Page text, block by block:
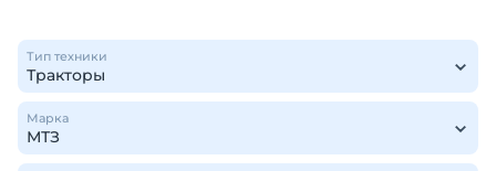
Тип техники
Марка